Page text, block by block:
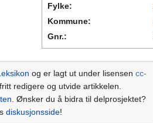
Fylke:
Kommune:
Gnr.:
og er lagt ut under lisensen cc-
redigere og utvide artikkelen.
. Ønsker du å bidra til delprosjektet?
diskusjonsside!